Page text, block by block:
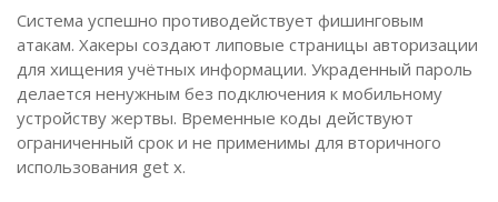
Система успешно противодействует фишинговым
атакам. Хакеры создают липовые страницы авторизации
для хищения учётных информации. Украденный пароль
делается ненужным без подключения к мобильному
устройству жертвы. Временные коды действуют
ограниченный срок и не применимы для вторичного
использования get x.